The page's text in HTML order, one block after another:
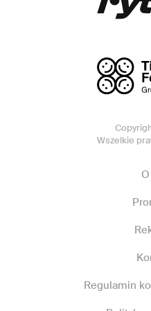
Wszelkie
Regulamin